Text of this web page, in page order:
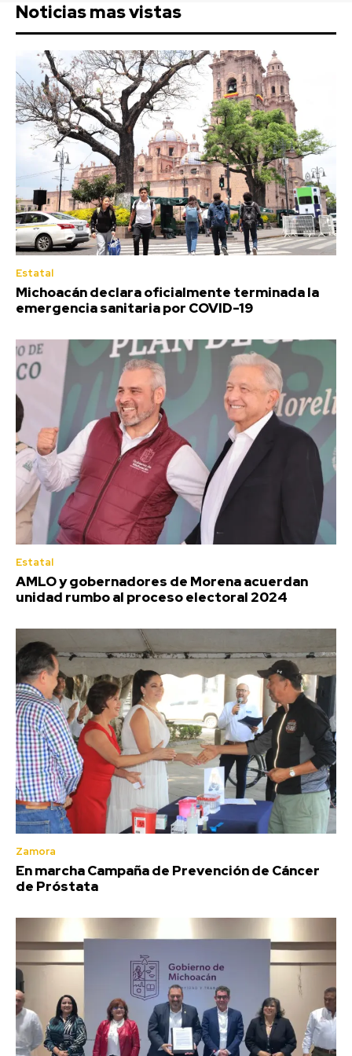
Noticias mas vistas
Estatal
Michoacán declara oficialmente terminada la
emergencia sanitaria por COVID-19
Estatal
AMLO y gobernadores de Morena acuerdan
unidad rumbo al proceso electoral 2024
Zamora
En marcha Campaña de Prevención de Cáncer
de Próstata